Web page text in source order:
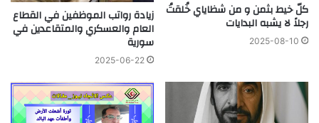
كلّ خيط بثمن و من شظاياي خُلقتُ
رجلاً لا يشبه البدايات
2025-08-10
زيادة رواتب الموظفين في القطاع
العام والعسكري والمتقاعدين في
سورية
2025-06-22